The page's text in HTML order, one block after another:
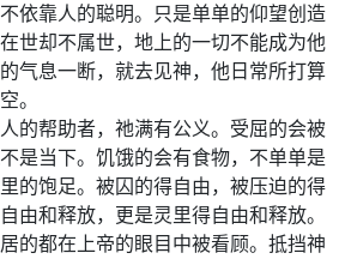
依靠人的聪明。只是单单的仰望创造
世却不属世，地上的一切不能成为他
气息一断，就去见神，他日常所打算
。
的帮助者，祂满有公义。受屈的会被
是当下。饥饿的会有食物，不单单是
的饱足。被囚的得自由，被压迫的得
由和释放，更是灵里得自由和释放。
的都在上帝的眼目中被看顾。抵挡神